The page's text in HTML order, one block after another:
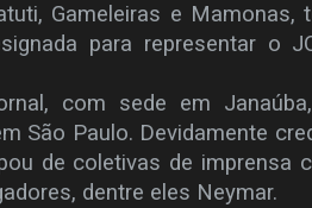
Gameleiras e Mamonas,
para representar o
com sede em
São Paulo. Devidamente
de coletivas de imprensa
dentre eles Neymar.